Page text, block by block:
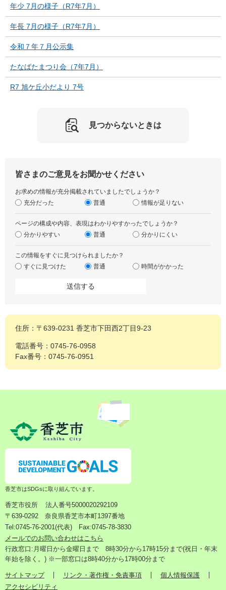
年少 7月の様子（R7年7月）
年長 7月の様子（R7年7月）
令和７年７月公示集
たなばたまつり会（7年7月）
R7 旭ケ丘小だより 7号
見つからないときは
皆さまのご意見をお聞かせください
お求めの情報が充分掲載されていましたでしょうか？
充分だった
普通 情報が足りない
ページの構成や内容、表現はわかりやすかったでしょうか？
分かりやすい
普通 分かりにくい
この情報をすぐに見つけられましたか？
すぐに見つけた
普通 時間がかかった
住所：〒639-0231 香芝市下田西2丁目9-23
電話番号：0745-76-0958
Fax番号：0745-76-0951
香芝市はSDGsに取り組んでいます。
香芝市役所
法人番号5000020292109
〒639-0292 奈良県香芝市本町1397番地
Tel:0745-76-2001(代表) Fax:0745-78-3830
メールでのお問い合わせはこちら
行政窓口:月曜日から金曜日まで 8時30分から17時15分まで(祝日・年末
年始を除く。) ※一部窓口は8時40分から17時00分まで
サイトマップ リンク・著作権・免責事項
個人情報保護
アクセシビリティ